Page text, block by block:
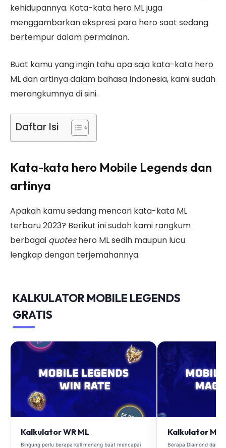
kehidupannya. Kata-kata hero ML juga
menggambarkan ekspresi para hero saat sedang
bertempur dalam permainan.
Buat kamu yang ingin tahu apa saja kata-kata hero
ML dan artinya dalam bahasa Indonesia, kami sudah
merangkumnya di sini.
Daftar Isi
Kata-kata hero Mobile Legends dan
artinya
Apakah kamu sedang mencari kata-kata ML
terbaru 2023? Berikut ini sudah kami rangkum
berbagai quoteshero ML sedih maupun lucu
lengkap dengan terjemahannya.
KALKULATOR MOBILE LEGENDS
GRATIS
Kalkulator WR ML
Bingung perlu berapa kali menang buat mencapai
Kalkulator
Berapa Diamond dan